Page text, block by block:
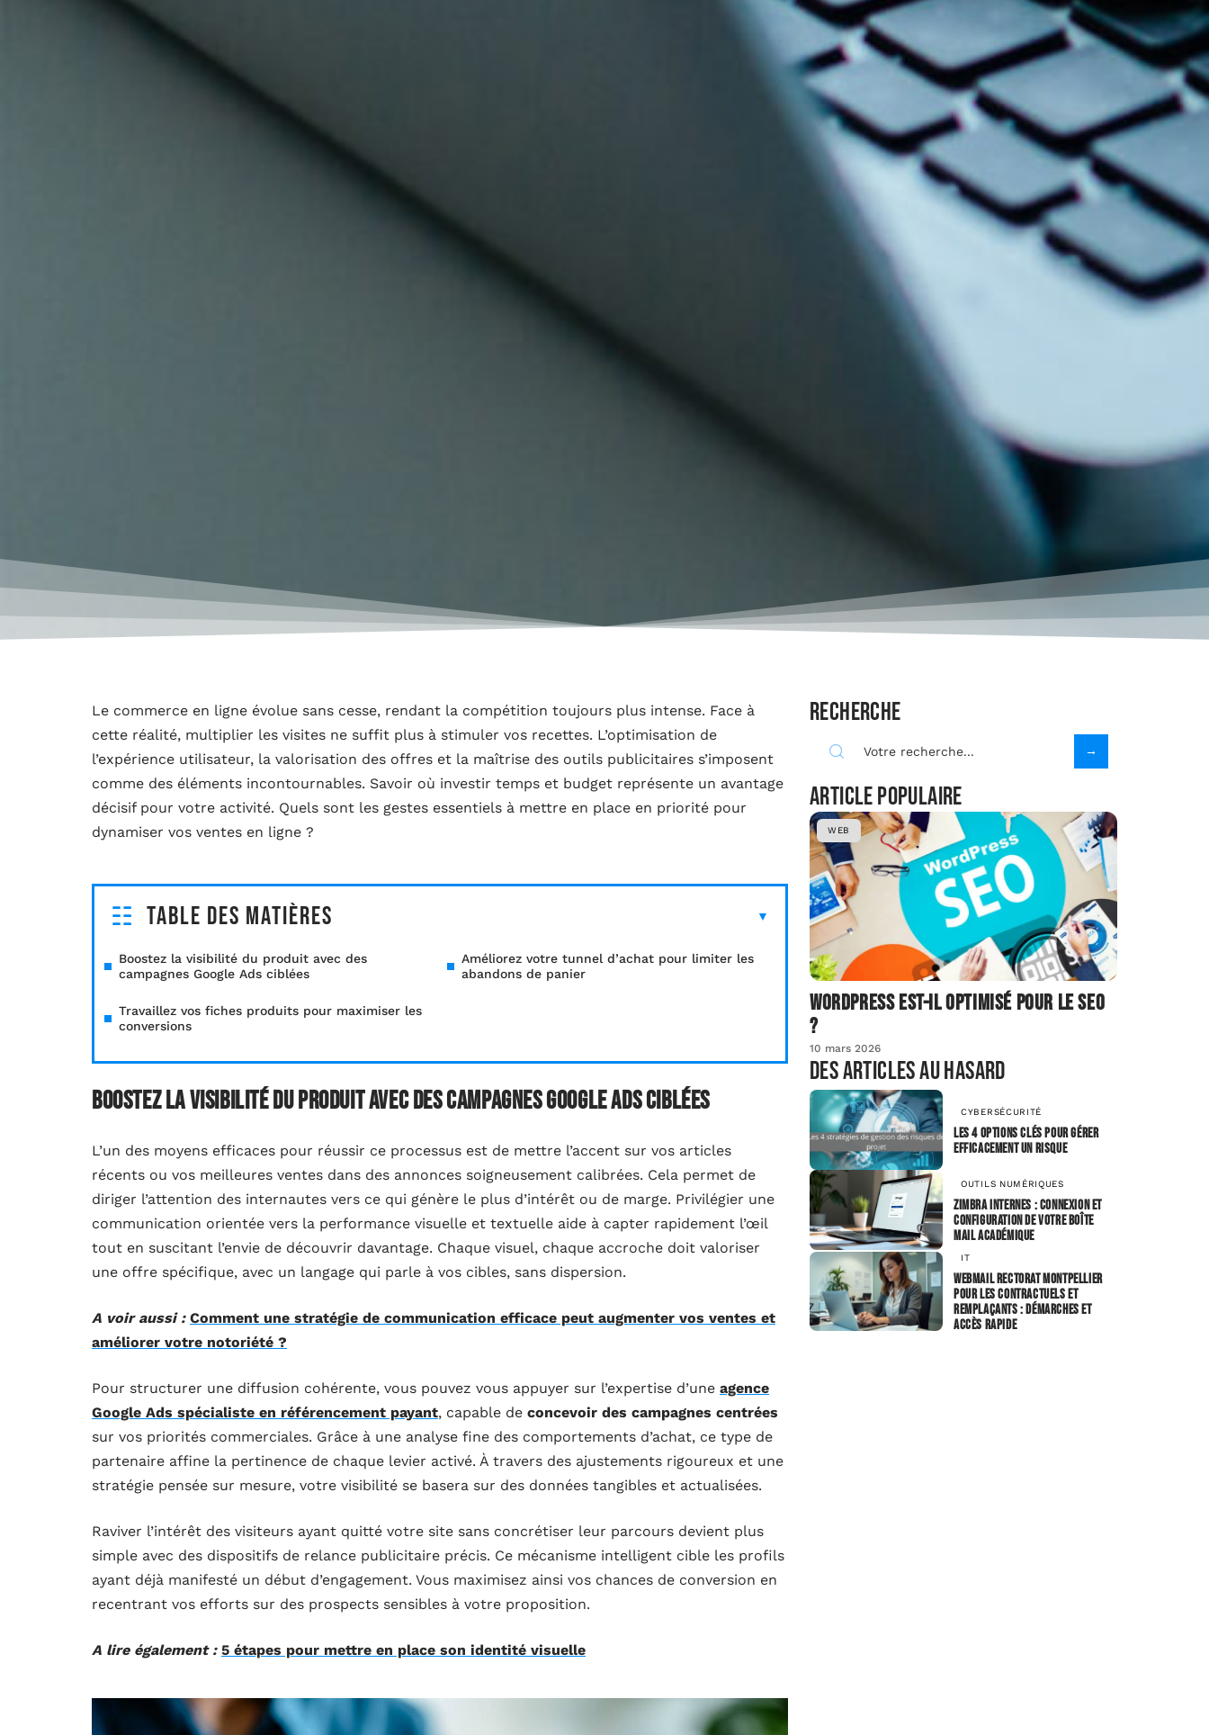
Le commerce en ligne évolue sans cesse, rendant la compétition toujours plus intense. Face à
cette réalité, multiplier les visites ne suffit plus à stimuler vos recettes. L’optimisation de
l’expérience utilisateur, la valorisation des offres et la maîtrise des outils publicitaires s’imposent
comme des éléments incontournables. Savoir où investir temps et budget représente un avantage
décisif pour votre activité. Quels sont les gestes essentiels à mettre en place en priorité pour
dynamiser vos ventes en ligne ?
Table des matières
Boostez la visibilité du produit avec des
campagnes Google Ads ciblées
Améliorez votre tunnel d’achat pour limiter les
abandons de panier
Travaillez vos fiches produits pour maximiser les
conversions
Boostez la visibilité du produit avec des campagnes Google Ads ciblées
L’un des moyens efficaces pour réussir ce processus est de mettre l’accent sur vos articles
récents ou vos meilleures ventes dans des annonces soigneusement calibrées. Cela permet de
diriger l’attention des internautes vers ce qui génère le plus d’intérêt ou de marge. Privilégier une
communication orientée vers la performance visuelle et textuelle aide à capter rapidement l’œil
tout en suscitant l’envie de découvrir davantage. Chaque visuel, chaque accroche doit valoriser
une offre spécifique, avec un langage qui parle à vos cibles, sans dispersion.
A voir aussi : Comment une stratégie de communication efficace peut augmenter vos ventes et
améliorer votre notoriété ?
Pour structurer une diffusion cohérente, vous pouvez vous appuyer sur l’expertise d’une agence
Google Ads spécialiste en référencement payant, capable de concevoir des campagnes centrées
sur vos priorités commerciales. Grâce à une analyse fine des comportements d’achat, ce type de
partenaire affine la pertinence de chaque levier activé. À travers des ajustements rigoureux et une
stratégie pensée sur mesure, votre visibilité se basera sur des données tangibles et actualisées.
Raviver l’intérêt des visiteurs ayant quitté votre site sans concrétiser leur parcours devient plus
simple avec des dispositifs de relance publicitaire précis. Ce mécanisme intelligent cible les profils
ayant déjà manifesté un début d’engagement. Vous maximisez ainsi vos chances de conversion en
recentrant vos efforts sur des prospects sensibles à votre proposition.
A lire également : 5 étapes pour mettre en place son identité visuelle
Recherche
Article populaire
WEB
Wordpress est-il optimisé pour le SEO
?
10 mars 2026
Des articles au hasard
CYBERSÉCURITÉ
Les 4 options clés pour gérer
efficacement un risque
OUTILS NUMÉRIQUES
Zimbra Internes : Connexion et
configuration de votre boîte
mail académique
IT
Webmail rectorat Montpellier
pour les contractuels et
remplaçants : démarches et
accès rapide